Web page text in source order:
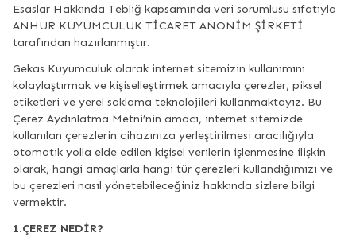
Esaslar Hakkında Tebliğ kapsamında veri sorumlusu sıfatıyla
ANHUR KUYUMCULUK TİCARET ANONİM ŞİRKETİ
tarafından hazırlanmıştır.
Gekas Kuyumculuk olarak internet sitemizin kullanımını
kolaylaştırmak ve kişiselleştirmek amacıyla çerezler, piksel
etiketleri ve yerel saklama teknolojileri kullanmaktayız. Bu
Çerez Aydınlatma Metni’nin amacı, internet sitemizde
kullanılan çerezlerin cihazınıza yerleştirilmesi aracılığıyla
otomatik yolla elde edilen kişisel verilerin işlenmesine ilişkin
olarak, hangi amaçlarla hangi tür çerezleri kullandığımızı ve
bu çerezleri nasıl yönetebileceğiniz hakkında sizlere bilgi
vermektir.
1.ÇEREZ NEDİR?